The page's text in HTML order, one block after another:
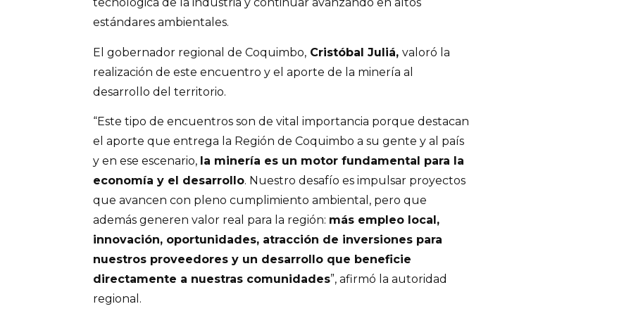
tecnológica de la industria y continuar avanzando en altos
estándares ambientales.
El gobernador regional de Coquimbo, Cristóbal Juliá, valoró la
realización de este encuentro y el aporte de la minería al
desarrollo del territorio.
“Este tipo de encuentros son de vital importancia porque destacan
el aporte que entrega la Región de Coquimbo a su gente y al país
y en ese escenario, la minería es un motor fundamental para la
economía y el desarrollo. Nuestro desafío es impulsar proyectos
que avancen con pleno cumplimiento ambiental, pero que
además generen valor real para la región: más empleo local,
innovación, oportunidades, atracción de inversiones para
nuestros proveedores y un desarrollo que beneficie
directamente a nuestras comunidades”, afirmó la autoridad
regional.